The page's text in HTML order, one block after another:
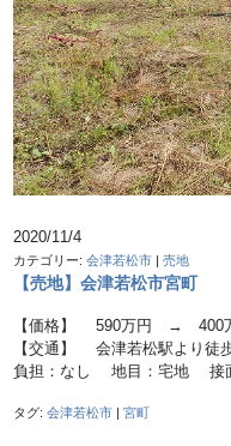
2020/11/4
カテゴリー:会津若松市 |売地
【売地】会津若松市宮町
【価格】 590万円 → 400万
【交通】 会津若松駅より
負担：なし 地目：宅地 接
タグ:会津若松市 |宮町